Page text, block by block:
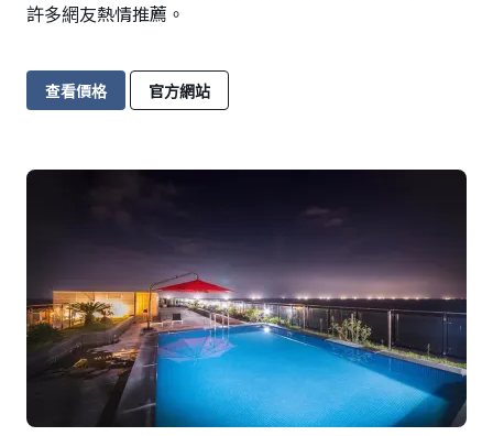
許多網友熱情推薦。
查看價格 官方網站